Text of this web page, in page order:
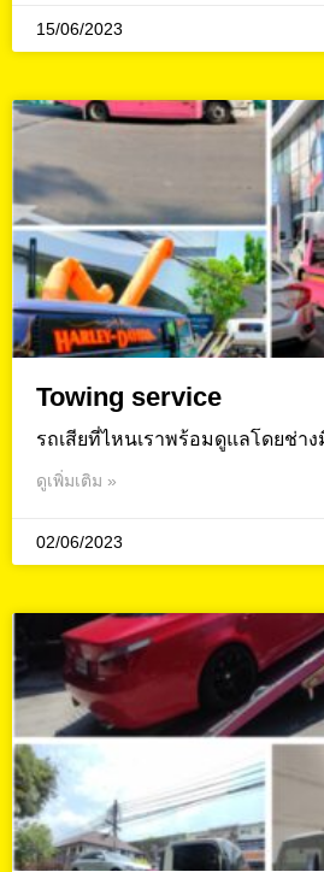
15/06/2023
Towing service
รถเสียที่ไหนเราพร้อมดูแลโดยช่า
ดูเพิ่มเติม »
02/06/2023